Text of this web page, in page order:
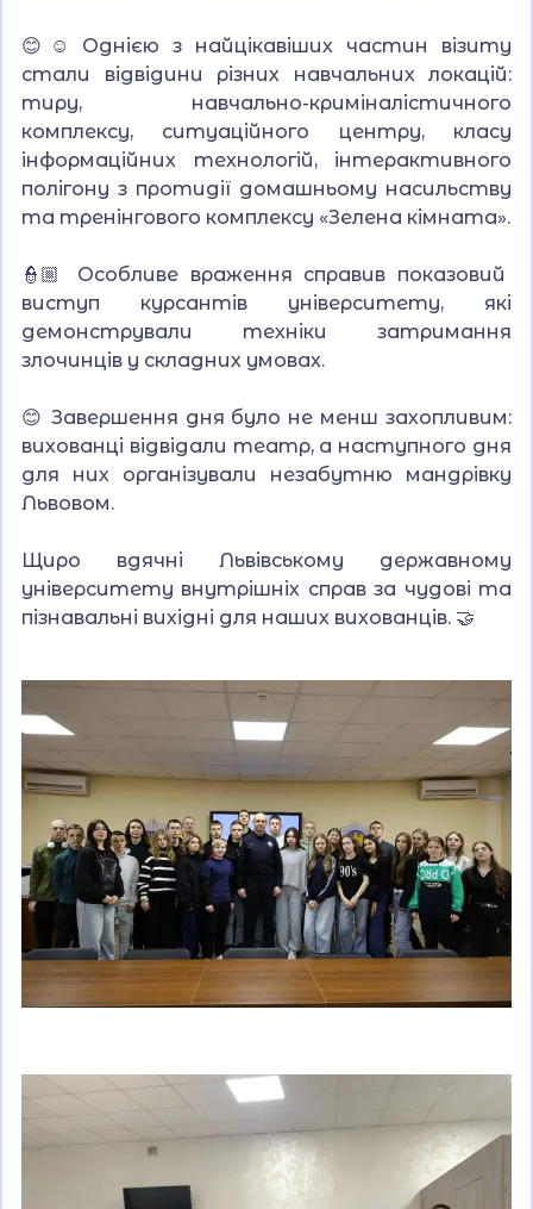
😊☺️ Однією з найцікавіших частин візиту
стали відвідини різних навчальних локацій:
тиру, навчально-криміналістичного
комплексу, ситуаційного центру, класу
інформаційних технологій, інтерактивного
полігону з протидії домашньому насильству
та тренінгового комплексу «Зелена кімната».
👮🏼 Особливе враження справив показовий
виступ курсантів університету, які
демонстрували техніки затримання
злочинців у складних умовах.
😊 Завершення дня було не менш захопливим:
вихованці відвідали театр, а наступного дня
для них організували незабутню мандрівку
Львовом.
Щиро вдячні Львівському державному
університету внутрішніх справ за чудові та
пізнавальні вихідні для наших вихованців. 🤝